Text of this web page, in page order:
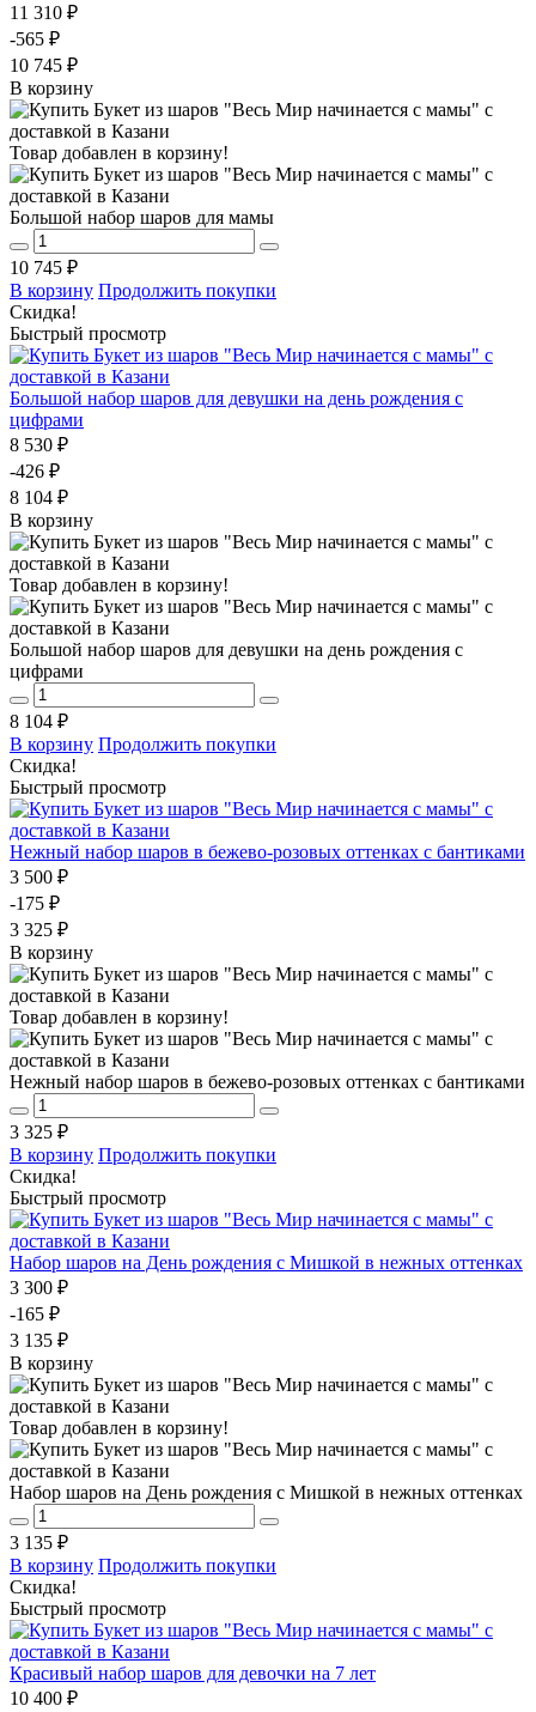
11 310 ₽
-565 ₽
10 745 ₽
В корзину
Товар добавлен в корзину!
Большой набор шаров для мамы
10 745 ₽
В корзину Продолжить покупки
Скидка!
Быстрый просмотр
Большой набор шаров для девушки на день рождения с
цифрами
8 530 ₽
-426 ₽
8 104 ₽
В корзину
Товар добавлен в корзину!
Большой набор шаров для девушки на день рождения с
цифрами
8 104 ₽
В корзину Продолжить покупки
Скидка!
Быстрый просмотр
Нежный набор шаров в бежево-розовых оттенках с бантиками
3 500 ₽
-175 ₽
3 325 ₽
В корзину
Товар добавлен в корзину!
Нежный набор шаров в бежево-розовых оттенках с бантиками
3 325 ₽
В корзину Продолжить покупки
Скидка!
Быстрый просмотр
Набор шаров на День рождения с Мишкой в нежных оттенках
3 300 ₽
-165 ₽
3 135 ₽
В корзину
Товар добавлен в корзину!
Набор шаров на День рождения с Мишкой в нежных оттенках
3 135 ₽
В корзину Продолжить покупки
Скидка!
Быстрый просмотр
Красивый набор шаров для девочки на 7 лет
10 400 ₽